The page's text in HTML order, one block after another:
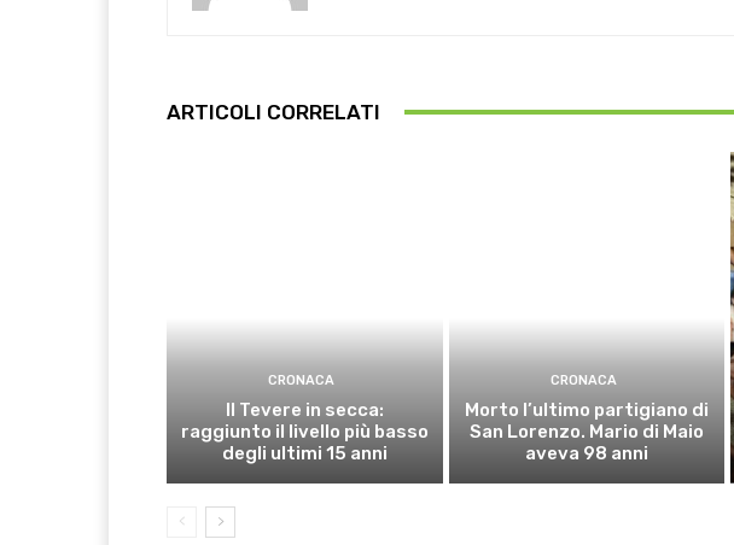
ARTICOLI CORRELATI
CRONACA
Il Tevere in secca:
raggiunto il livello più basso
degli ultimi 15 anni
CRONACA
Morto l’ultimo partigiano di
San Lorenzo. Mario di Maio
aveva 98 anni